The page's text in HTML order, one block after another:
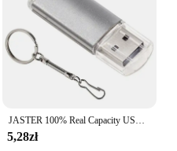
JASTER 100% Real Capacity USB Flash Drive 128GB Free Key Chain Memory Stick 64GB Mini Metal Pen Drive 32GB 16GB Prezent biznesowy
5,28zł